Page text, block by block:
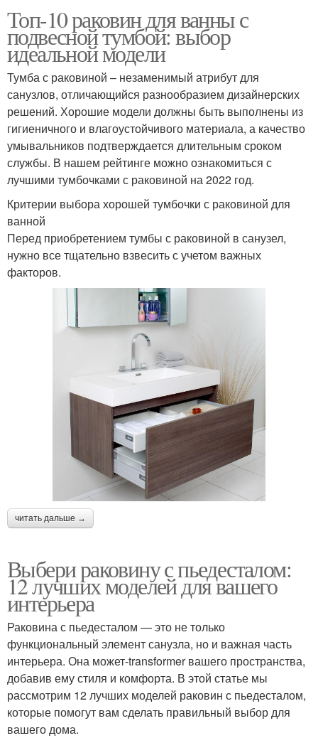
Топ-10 раковин для ванны с
подвесной тумбой: выбор
идеальной модели
Тумба с раковиной – незаменимый атрибут для
санузлов, отличающийся разнообразием дизайнерских
решений. Хорошие модели должны быть выполнены из
гигиеничного и влагоустойчивого материала, а качество
умывальников подтверждается длительным сроком
службы. В нашем рейтинге можно ознакомиться с
лучшими тумбочками с раковиной на 2022 год.
Критерии выбора хорошей тумбочки с раковиной для
ванной
Перед приобретением тумбы с раковиной в санузел,
нужно все тщательно взвесить с учетом важных
факторов.
читать дальше →
Выбери раковину с пьедесталом:
12 лучших моделей для вашего
интерьера
Раковина с пьедесталом — это не только
функциональный элемент санузла, но и важная часть
интерьера. Она может-transformer вашего пространства,
добавив ему стиля и комфорта. В этой статье мы
рассмотрим 12 лучших моделей раковин с пьедесталом,
которые помогут вам сделать правильный выбор для
вашего дома.